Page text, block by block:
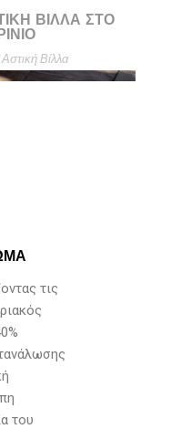
ΒΊΛΛΑ ΣΤΟ
Αστική Βίλλα
τις
του